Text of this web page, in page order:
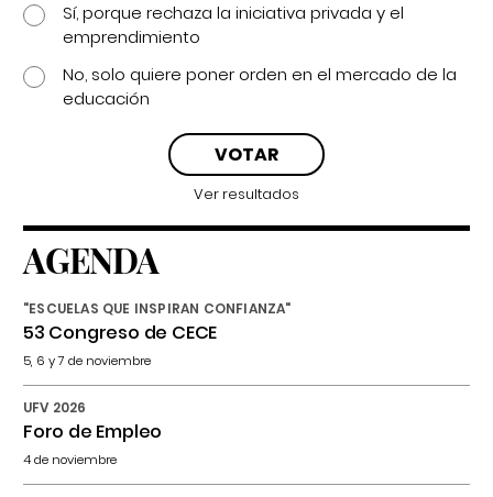
Sí, porque rechaza la iniciativa privada y el
emprendimiento
No, solo quiere poner orden en el mercado de la
educación
Ver resultados
AGENDA
"ESCUELAS QUE INSPIRAN CONFIANZA"
53 Congreso de CECE
5, 6 y 7 de noviembre
UFV 2026
Foro de Empleo
4 de noviembre